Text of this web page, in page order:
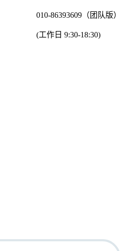
010-86393609（团队版）
(工作日 9:30-18:30)